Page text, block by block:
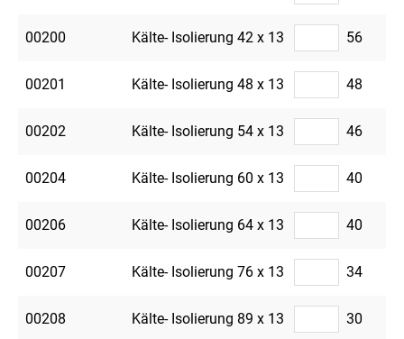
00200 Kälte- Isolierung 42 x 13 56
00201 Kälte- Isolierung 48 x 13 48
00202 Kälte- Isolierung 54 x 13 46
00204 Kälte- Isolierung 60 x 13 40
00206 Kälte- Isolierung 64 x 13 40
00207 Kälte- Isolierung 76 x 13 34
00208 Kälte- Isolierung 89 x 13 30